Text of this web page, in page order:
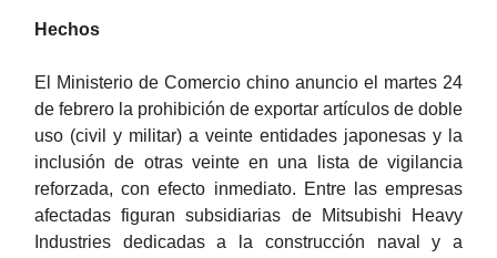
Hechos
El Ministerio de Comercio chino anuncio el martes 24
de febrero la prohibición de exportar artículos de doble
uso (civil y militar) a veinte entidades japonesas y la
inclusión de otras veinte en una lista de vigilancia
reforzada, con efecto inmediato. Entre las empresas
afectadas figuran subsidiarias de Mitsubishi Heavy
Industries dedicadas a la construcción naval y a